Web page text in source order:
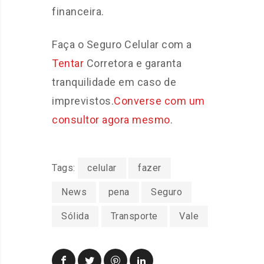
financeira.
Faça o Seguro Celular com a
Tentar Corretora e garanta
tranquilidade em caso de
imprevistos.Converse com um
consultor agora mesmo.
Tags: celular fazer
News pena Seguro
Sólida Transporte Vale